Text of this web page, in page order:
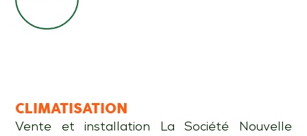
CLIMATISATION
Vente et installation La Société Nouvelle